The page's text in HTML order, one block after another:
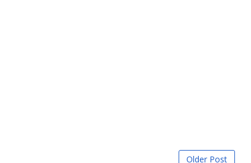
Older Post